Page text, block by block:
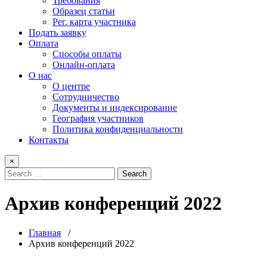
Образец статьи
Рег. карта участника
Подать заявку
Оплата
Способы оплаты
Онлайн-оплата
О нас
О центре
Сотрудничество
Документы и индексирование
География участников
Политика конфиденциальности
Контакты
×
Архив конференций 2022
Главная /
Архив конференций 2022